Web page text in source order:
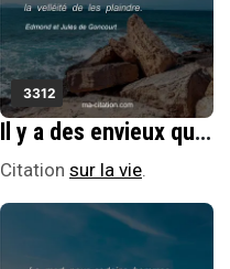
3312
Il y a des envieux qui paraissent tellement accablÃ©s de votre bonheur qu'ils vous inspirent presque la vellÃ©itÃ© de les plaindre.
Citation sur la vie.